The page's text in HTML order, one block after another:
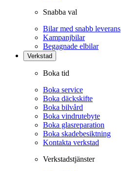
Snabba val
Bilar med snabb leverans
Kampanjbilar
Begagnade elbilar
Verkstad
Boka tid
Boka service
Boka däckskifte
Boka bilvård
Boka vindrutebyte
Boka glasreparation
Boka skadebesiktning
Kontakta verkstad
Verkstadstjänster